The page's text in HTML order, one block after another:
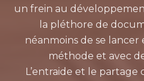
un frein au
la pléthore de
néanmoins de se lancer
méthode et avec
L’entraide et le partage